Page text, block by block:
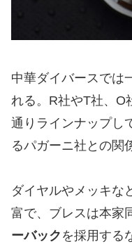
中華ダイバースでは
れる。R社やT社、O
通りラインナップし
るパガーニ社との関
ダイヤルやメッキな
富で、ブレスは本家
ーバック を採用する